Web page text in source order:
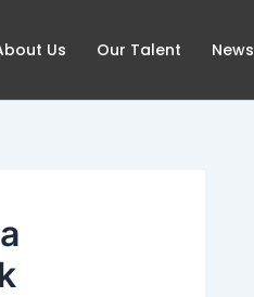
Us Our Talent News